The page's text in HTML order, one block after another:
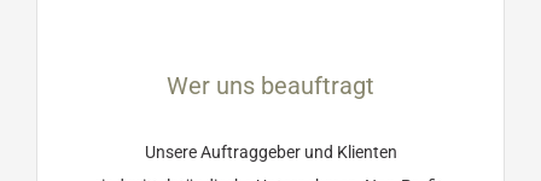
Wer uns beauftragt
Unsere Auftraggeber und Klienten